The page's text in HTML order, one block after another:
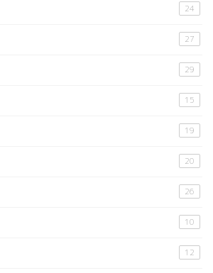
24
27
29
15
19
20
26
10
12